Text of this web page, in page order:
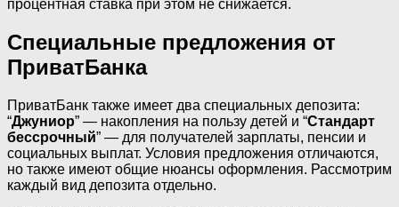
процентная ставка при этом не снижается.
Специальные предложения от
ПриватБанка
ПриватБанк также имеет два специальных депозита:
“Джуниор” — накопления на пользу детей и “Стандарт
бессрочный” — для получателей зарплаты, пенсии и
социальных выплат. Условия предложения отличаются,
но также имеют общие нюансы оформления. Рассмотрим
каждый вид депозита отдельно.